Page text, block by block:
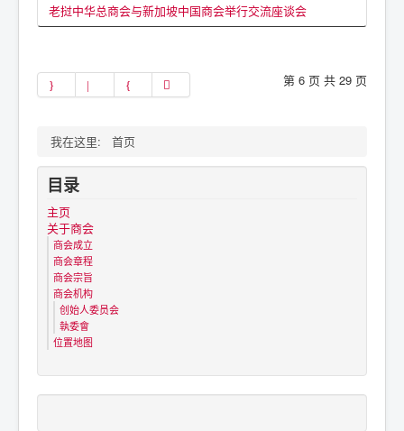
老挝中华总商会与新加坡中国商会举行交流座谈会
第 6 页 共 29 页
我在这里: 首页
目录
主页
关于商会
商会成立
商会章程
商会宗旨
商会机构
创始人委员会
執委會
位置地图